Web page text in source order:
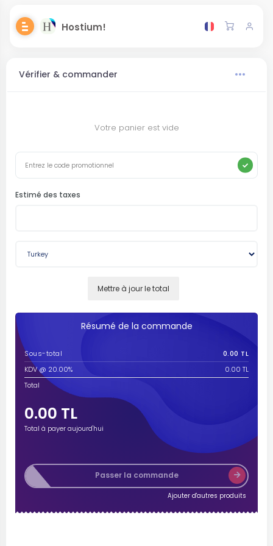
Hostium!
Vérifier & commander
Votre panier est vide
Estimé des taxes
Mettre à jour le total
Résumé de la commande
Sous-total
0.00 TL
KDV @ 20.00%
0.00 TL
Total
0.00 TL
Total à payer aujourd'hui
Passer la commande
Ajouter d'autres produits